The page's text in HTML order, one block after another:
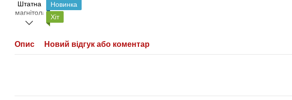
Новинка
Хіт
Опис Новий відгук або коментар